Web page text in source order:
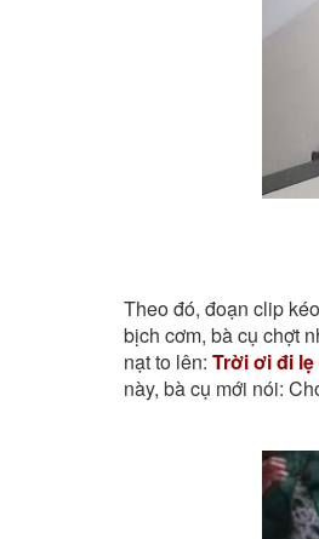
Theo đó, đoạn clip
bịch cơm, bà cụ chợt
nạt to lên: Trời ơi đi
này, bà cụ mới nói: